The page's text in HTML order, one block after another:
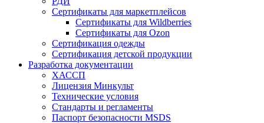
Сертификаты для маркетплейсов
Сертификаты для Wildberries
Сертификаты для Ozon
Сертификация одежды
Сертификация детской продукции
Разработка документации
ХАССП
Лицензия Минкульт
Технические условия
Стандарты и регламенты
Паспорт безопасности MSDS